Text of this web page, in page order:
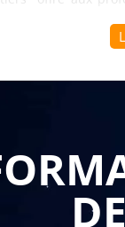
défis et
pour les
approfondie leur
et